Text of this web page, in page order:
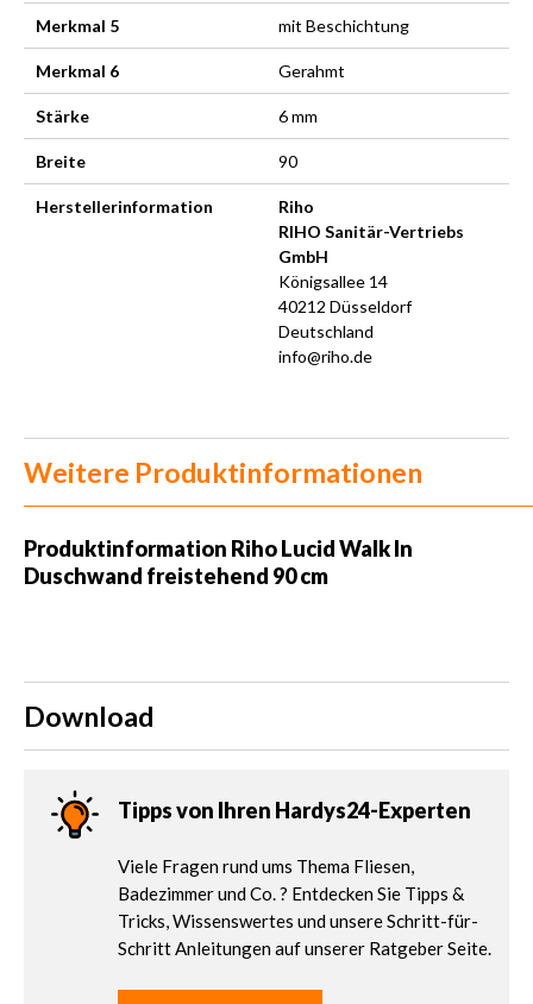
Merkmal 5 mit Beschichtung
Merkmal 6 Gerahmt
Stärke 6 mm
Breite 90
Herstellerinformation
Riho
RIHO Sanitär-Vertriebs
GmbH
Königsallee 14
40212 Düsseldorf
Deutschland
info@riho.de
Weitere Produktinformationen
Produktinformation Riho Lucid Walk In
Duschwand freistehend 90 cm
Download
Tipps von Ihren Hardys24-Experten
Viele Fragen rund ums Thema Fliesen,
Badezimmer und Co. ? Entdecken Sie Tipps &
Tricks, Wissenswertes und unsere Schritt-für-
Schritt Anleitungen auf unserer Ratgeber Seite.